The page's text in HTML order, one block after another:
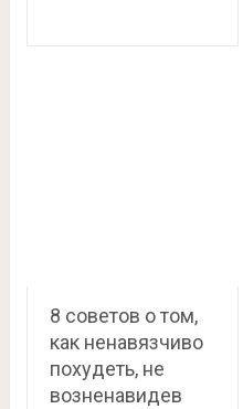
8 советов о том,
как ненавязчиво
похудеть, не
возненавидев